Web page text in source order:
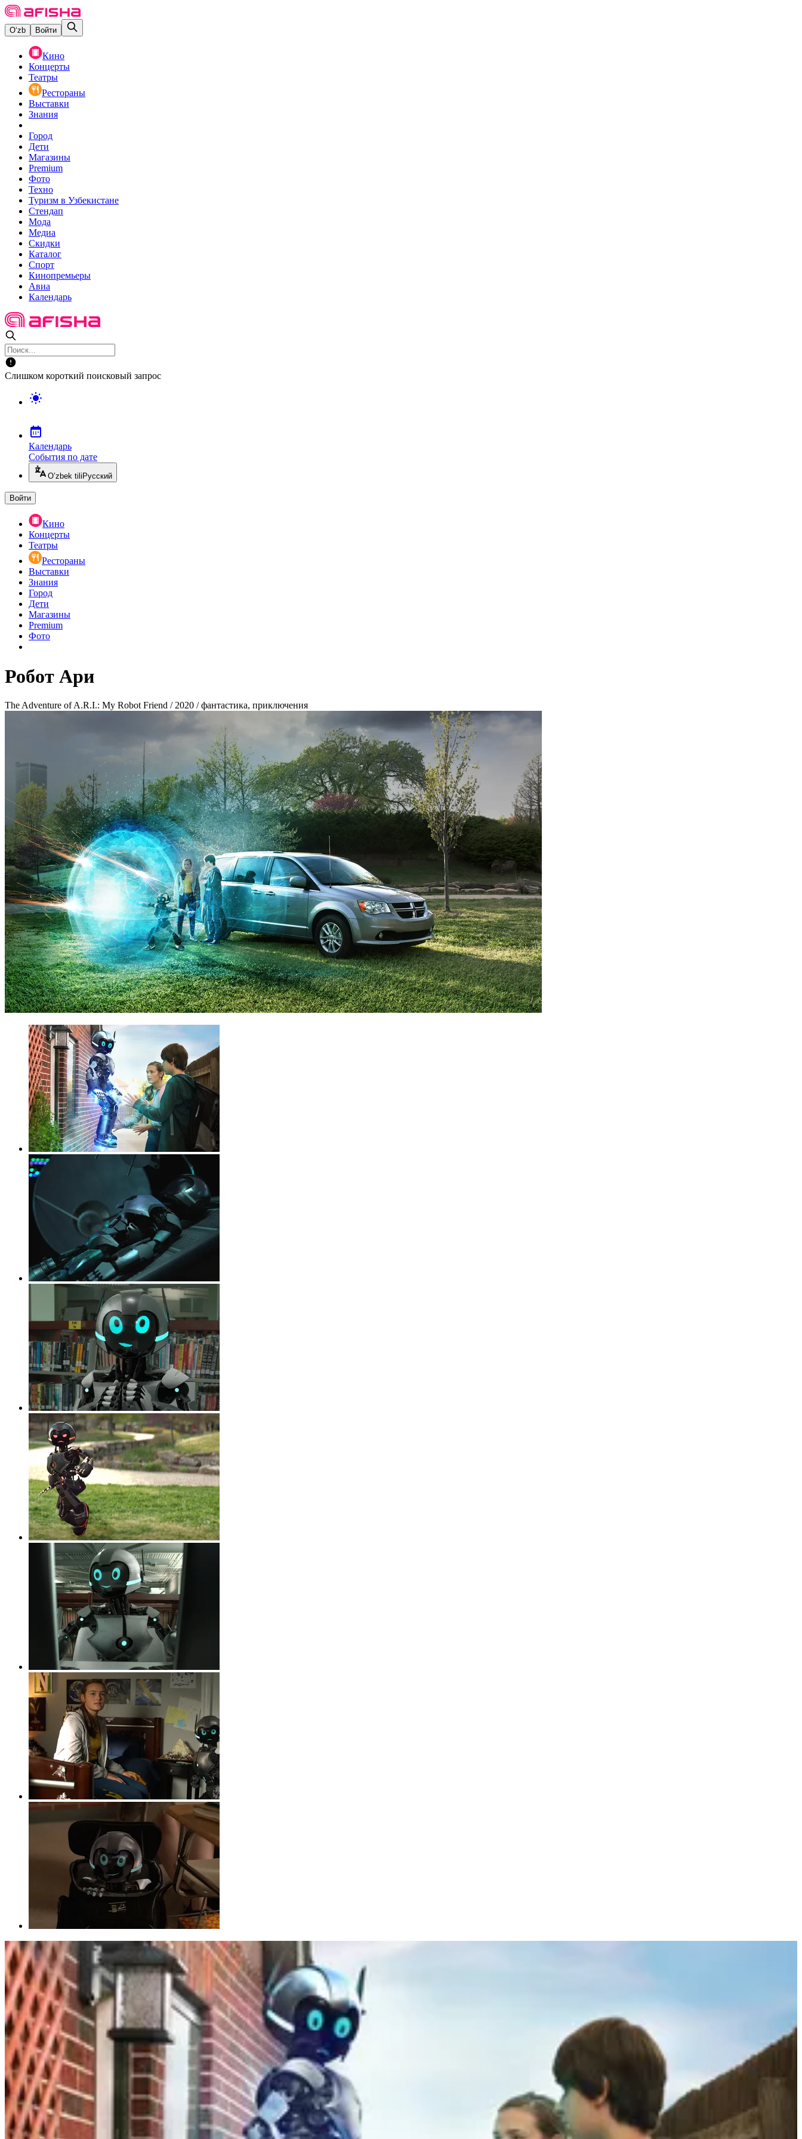
O‘zb Войти
Кино
Концерты
Театры
Рестораны
Выставки
Знания
Город
Дети
Магазины
Premium
Фото
Техно
Туризм в Узбекистане
Стендап
Мода
Медиа
Скидки
Каталог
Спорт
Кинопремьеры
Авиа
Календарь
Слишком короткий поисковый запрос
Календарь
События по дате
O’zbek tili Русский
Войти
Кино
Концерты
Театры
Рестораны
Выставки
Знания
Город
Дети
Магазины
Premium
Фото
Робот Ари
The Adventure of A.R.I.: My Robot Friend / 2020 / фантастика, приключения